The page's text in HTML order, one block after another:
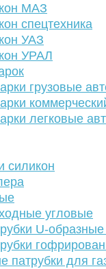
МАЗ
спецтехника
УАЗ
УРАЛ
грузовые
легковые
силикон
угловые
U-
патрубки для